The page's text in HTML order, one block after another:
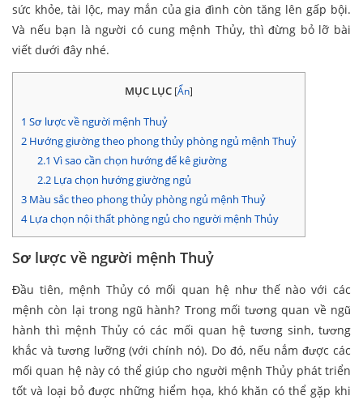
sức khỏe, tài lộc, may mắn của gia đình còn tăng lên gấp bội.
Và nếu bạn là người có cung mệnh Thủy, thì đừng bỏ lỡ bài
viết dưới đây nhé.
MỤC LỤC [Ẩn]
1 Sơ lược về người mệnh Thuỷ
2 Hướng giường theo phong thủy phòng ngủ mệnh Thuỷ
2.1 Vì sao cần chọn hướng để kê giường
2.2Lựa chọn hướng giường ngủ
3 Màu sắc theo phong thủy phòng ngủ mệnh Thuỷ
4Lựa chọn nội thất phòng ngủ cho người mệnh Thủy
Sơ lược về người mệnh Thuỷ
Đầu tiên, mệnh Thủy có mối quan hệ như thế nào với các
mệnh còn lại trong ngũ hành? Trong mối tương quan về ngũ
hành thì mệnh Thủy có các mối quan hệ tương sinh, tương
khắc và tương lưỡng (với chính nó). Do đó, nếu nắm được các
mối quan hệ này có thể giúp cho người mệnh Thủy phát triển
tốt và loại bỏ được những hiểm họa, khó khăn có thể gặp khi